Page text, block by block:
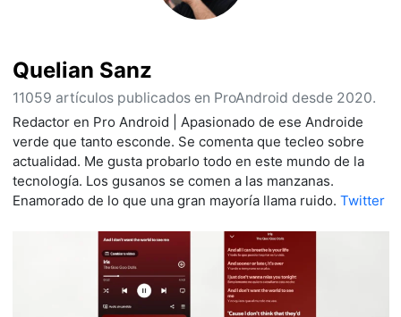
Quelian Sanz
11059 artículos publicados en ProAndroid desde 2020.
Redactor en Pro Android | Apasionado de ese Androide
verde que tanto esconde. Se comenta que tecleo sobre
actualidad. Me gusta probarlo todo en este mundo de la
tecnología. Los gusanos se comen a las manzanas.
Enamorado de lo que una gran mayoría llama ruido. Twitter